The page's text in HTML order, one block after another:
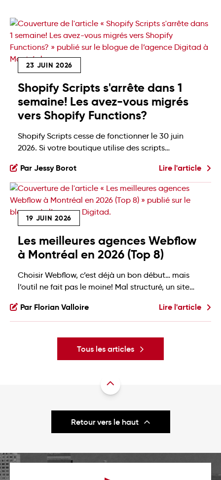
23 JUIN 2026
Shopify Scripts s'arrête dans 1
semaine! Les avez-vous migrés
vers Shopify Functions?
Shopify Scripts cesse de fonctionner le 30 juin
2026. Si votre boutique utilise des scripts
livraison ou les méthodes de paiement, par
exemple), notre agence Shopify vous rappelle que
vous avez moins d'une semaine pour agir. Voici ce
que ça change, et quoi faire maintenant: Shopify
Scripts, c'est […]
Par Jessy Borot Lire l'article
19 JUIN 2026
Les meilleures agences Webflow
à Montréal en 2026 (Top 8)
Choisir Webflow, c’est déjà un bon début… mais
l’outil ne fait pas le moine! Mal structuré, un site
maintenir. Un site qui performe, se maintient bien
et soutient votre croissance demande donc plus
Mais quelle agence Webflow choisir quand […]
Par Florian Valloire Lire l'article
Tous les articles
Retour vers le haut